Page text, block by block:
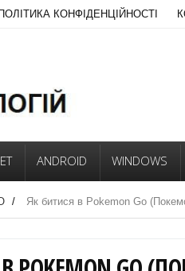
ПОЛІТИКА КОНФІДЕНЦІЙНОСТІ
ANDROID WINDOWS
/ Як битися в Pokemon Go